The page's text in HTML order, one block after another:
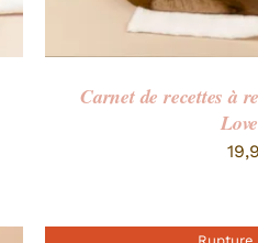
Carnet de recettes à